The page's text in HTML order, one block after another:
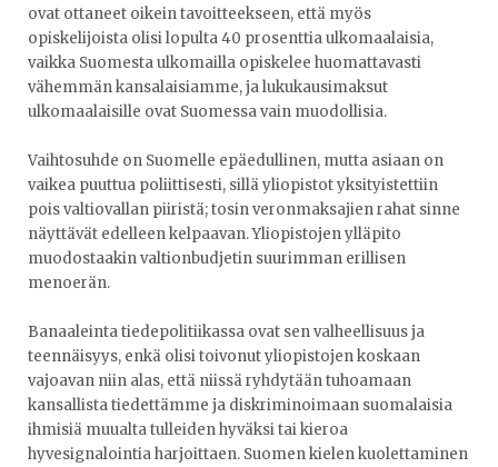
ovat ottaneet oikein tavoitteekseen, että myös
opiskelijoista olisi lopulta 40 prosenttia ulkomaalaisia,
vaikka Suomesta ulkomailla opiskelee huomattavasti
vähemmän kansalaisiamme, ja lukukausimaksut
ulkomaalaisille ovat Suomessa vain muodollisia.
Vaihtosuhde on Suomelle epäedullinen, mutta asiaan on
vaikea puuttua poliittisesti, sillä yliopistot yksityistettiin
pois valtiovallan piiristä; tosin veronmaksajien rahat sinne
näyttävät edelleen kelpaavan. Yliopistojen ylläpito
muodostaakin valtionbudjetin suurimman erillisen
menoerän.
Banaaleinta tiedepolitiikassa ovat sen valheellisuus ja
teennäisyys, enkä olisi toivonut yliopistojen koskaan
vajoavan niin alas, että niissä ryhdytään tuhoamaan
kansallista tiedettämme ja diskriminoimaan suomalaisia
ihmisiä muualta tulleiden hyväksi tai kieroa
hyvesignalointia harjoittaen. Suomen kielen kuolettaminen